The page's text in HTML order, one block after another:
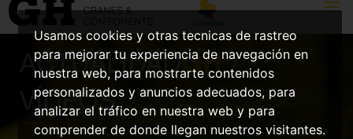
Usamos cookies y otras tecnicas de rastreo
para mejorar tu experiencia de navegación en
nuestra web, para mostrarte contenidos
personalizados y anuncios adecuados, para
analizar el tráfico en nuestra web y para
comprender de donde llegan nuestros visitantes.
ACTUALIDADGH/
VÍDEOS